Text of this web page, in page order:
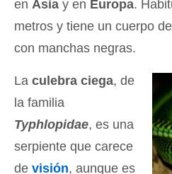
en Asia y en Europa.
metros y tiene un cuerpo
con manchas negras.
La culebra ciega, de
la familia
Typhlopidae, es una
serpiente que carece
de visión, aunque es